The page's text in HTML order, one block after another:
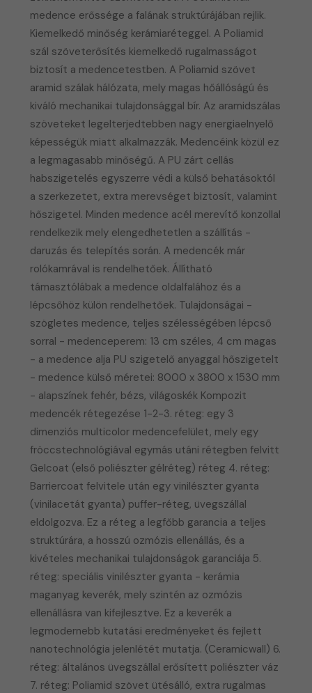
medence erőssége a falának struktúrájában rejlik.
Kiemelkedő minőség kerámiaréteggel. A Poliamid
szál szöveterősítés kiemelkedő rugalmasságot
biztosít a medencetestben. A Poliamid szövet
aramid szálak hálózata, mely magas hőállóságú és
kiváló mechanikai tulajdonsággal bír. Az aramidszálas
szöveteket legelterjedtebben nagy energiaelnyelő
képességük miatt alkalmazzák. Medencéink közül ez
a legmagasabb minőségű. A PU zárt cellás
habszigetelés egyszerre védi a külső behatásoktól
a szerkezetet, extra merevséget biztosít, valamint
hőszigetel. Minden medence acél merevítő konzollal
rendelkezik mely elengedhetetlen a szállítás -
daruzás és telepítés során. A medencék már
rolókamrával is rendelhetőek. Állítható
támasztólábak a medence oldalfalához és a
lépcsőhöz külön rendelhetőek. Tulajdonságai -
szögletes medence, teljes szélességében lépcső
sorral - medenceperem: 13 cm széles, 4 cm magas
- a medence alja PU szigetelő anyaggal hőszigetelt
- medence külső méretei: 8000 x 3800 x 1530 mm
- alapszínek fehér, bézs, világoskék Kompozit
medencék rétegezése 1-2-3. réteg: egy 3
dimenziós multicolor medencefelület, mely egy
fröccstechnológiával egymás utáni rétegben felvitt
Gelcoat (első poliészter gélréteg) réteg 4. réteg:
Barriercoat felvitele után egy vinilészter gyanta
(vinilacetát gyanta) puffer-réteg, üvegszállal
eldolgozva. Ez a réteg a legfőbb garancia a teljes
struktúrára, a hosszú ozmózis ellenállás, és a
kivételes mechanikai tulajdonságok garanciája 5.
réteg: speciális vinilészter gyanta - kerámia
maganyag keverék, mely szintén az ozmózis
ellenállásra van kifejlesztve. Ez a keverék a
legmodernebb kutatási eredményeket és fejlett
nanotechnológia jelenlétét mutatja. (Ceramicwall) 6.
réteg: általános üvegszállal erősített poliészter váz
7. réteg: Poliamid szövet ütésálló, extra rugalmas